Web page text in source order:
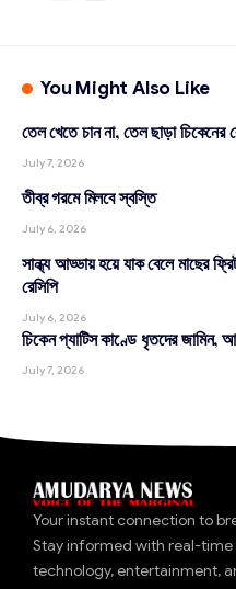
You Might Also Like
তেল খেতে চান না, তেল ছাড়া চিকেনের
July 7, 2026
তীব্র গরমে মিলবে স্বস্তি
July 6, 2026
সান্ধ্য আড্ডায় হয়ে যাক বেলে মাছের
রেসিপি
July 6, 2026
চিকেন প্যাটিস কাণ্ডে ধৃতদের জামিন,
July 7, 2026
Your instant connection to
Stay informed with real-time
technology, entertainment,